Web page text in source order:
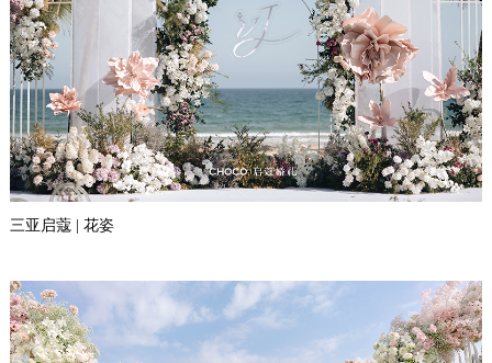
三亚启蔻 | 花姿